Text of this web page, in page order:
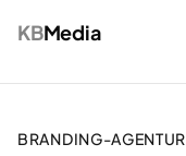
KBMedia
BRANDING-AGENTUR